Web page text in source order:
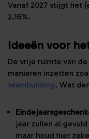
Vanaf 2027 stijgt het
2,16%.
Ideeën voor
De vrije ruimte van
manieren inzetten
teambuilding. Wat
jaar zullen al
maar houd hier